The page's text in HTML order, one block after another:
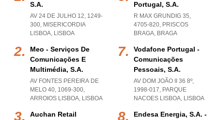
S.a.
AV 24 DE JULHO 12, 1249-
300, MISERICORDIA
LISBOA, LISBOA
Meo - Serviços De
Comunicações E
Multimédia, S.a.
AV FONTES PEREIRA DE
MELO 40, 1069-300,
ARROIOS LISBOA, LISBOA
Auchan Retail
Portugal, S.a.
R MAX GRUNDIG 35,
4705-820, PRISCOS
BRAGA, BRAGA
Vodafone Portugal -
Comunicações
Pessoais, S.a.
AV DOM JOÃO II 36 8º,
1998-017, PARQUE
NACOES LISBOA, LISBOA
Endesa Energia, S.a. -